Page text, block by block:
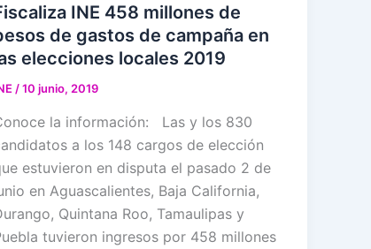
INE 458 millones de
de gastos de campaña en
elecciones locales 2019
/10 junio, 2019
la información: Las y los 830
a los 148 cargos de elección
estuvieron en disputa el pasado 2 de
en Aguascalientes, Baja California,
Quintana Roo, Tamaulipas y
tuvieron ingresos por 458 millones